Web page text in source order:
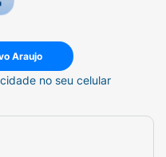
Araujo
no seu celular